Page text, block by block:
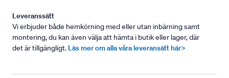
Leveranssätt
Vi erbjuder både hemkörning med eller utan inbärning samt
montering, du kan även välja att hämta i butik eller lager, där
det är tillgängligt. Läs mer om alla våra leveransätt här>